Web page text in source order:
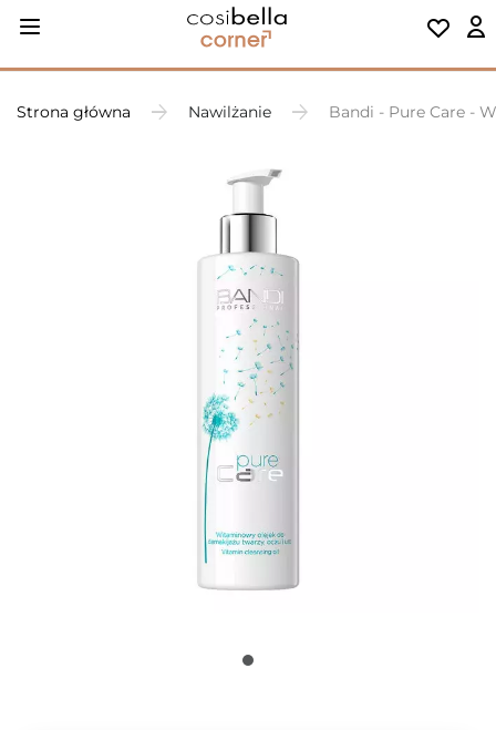
Strona główna Nawilżanie Bandi - Pure Care -